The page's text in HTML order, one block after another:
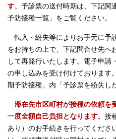
す。予診票の送付時期は、下記関
予防接種一覧」をご覧ください。
転入・紛失等によりお手元に予
をお持ちの上で、下記問合せ先へ
して再発行いたします。電子申請
の申し込みを受け付けております
期予防接種」内「予診票を紛失し
滞在先市区町村が接種の依頼を
一度全額自己負担となります。 接
あり）のお手続きを行ってくださ